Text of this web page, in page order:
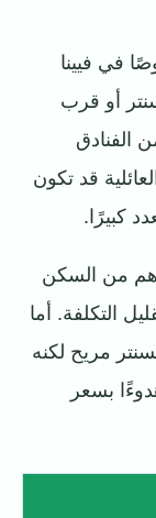
في فيينا
أو قرب
الفنادق
قد تكون
كبيرًا.
من السكن
التكلفة. أما
مريح لكنه
بسعر